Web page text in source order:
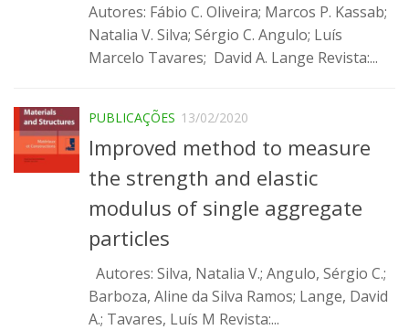
Materiais cimentícios ecoeficientes
Resíduos como matérias-primas
Durabilidade & vida útil das construções
Reologia e reometria de suspensões concentradas
INCT (CEMtec)
EMBRAPII (MCE)
Autores: Fábio C. Oliveira; Marcos P. Kassab;
Natalia V. Silva; Sérgio C. Angulo; Luís
Marcelo Tavares; David A. Lange Revista:...
PUBLICAÇÕES 13/02/2020
Improved method to measure
the strength and elastic
modulus of single aggregate
particles
Autores: Silva, Natalia V.; Angulo, Sérgio C.;
Barboza, Aline da Silva Ramos; Lange, David
A.; Tavares, Luís M Revista:...